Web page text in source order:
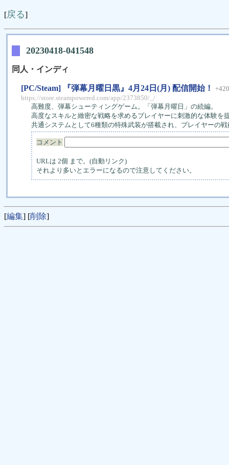
[戻る]
20230418-041548
同人・インディ
[PC/Steam] 『弾幕月曜日黒』4月24日(月) 配信開始！
+420
https://store.steampowered.com/app/2373850/_/
高難度、弾幕シューティングゲーム。「弾幕月曜日」の続編。
高度なスキルと緻密な戦略を求めるプレイヤーに刺激的な体験を
共通システムとして6種類の特殊武装が搭載され、プレイヤーの
コメント
URLは 2個 まで。(自動リンク)
それより多いとエラーになるので注意してください。
[編集] [削除]